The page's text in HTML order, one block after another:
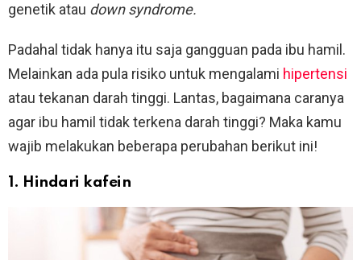
genetik atau down syndrome.
Padahal tidak hanya itu saja gangguan pada ibu hamil.
Melainkan ada pula risiko untuk mengalami hipertensi
atau tekanan darah tinggi. Lantas, bagaimana caranya
agar ibu hamil tidak terkena darah tinggi? Maka kamu
wajib melakukan beberapa perubahan berikut ini!
1. Hindari kafein